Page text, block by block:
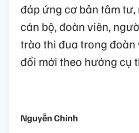
đáp ứng cơ bản tâm
cán bộ, đoàn viên,
trào thi đua trong
đổi mới theo hướng cụ
Nguyễn Chinh